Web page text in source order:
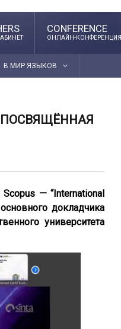
CONFERENCE
ОНЛАЙН-КОНФЕРЕНЦИЯ
В МИР ЯЗЫКОВ
— “International
докладчика
университета